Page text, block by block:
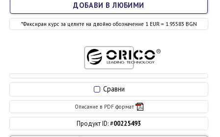
Сравни
Описание в PDF формат
Продукт ID: #00225493
*Фиксиран курс за целите на двойно обозначение 1 EUR = 1.95583 BGN
ДОБАВИ В ЛЮБИМИ